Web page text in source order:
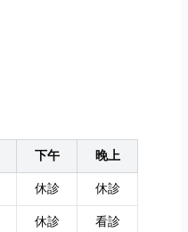
下午
晚上
休診
休診
休診
看診